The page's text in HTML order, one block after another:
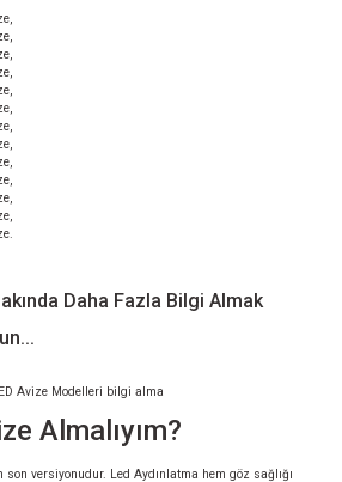
Daha Fazla Bilgi Almak
Almalıyım?
son versiyonudur. Led Aydınlatma hem göz sağlığı